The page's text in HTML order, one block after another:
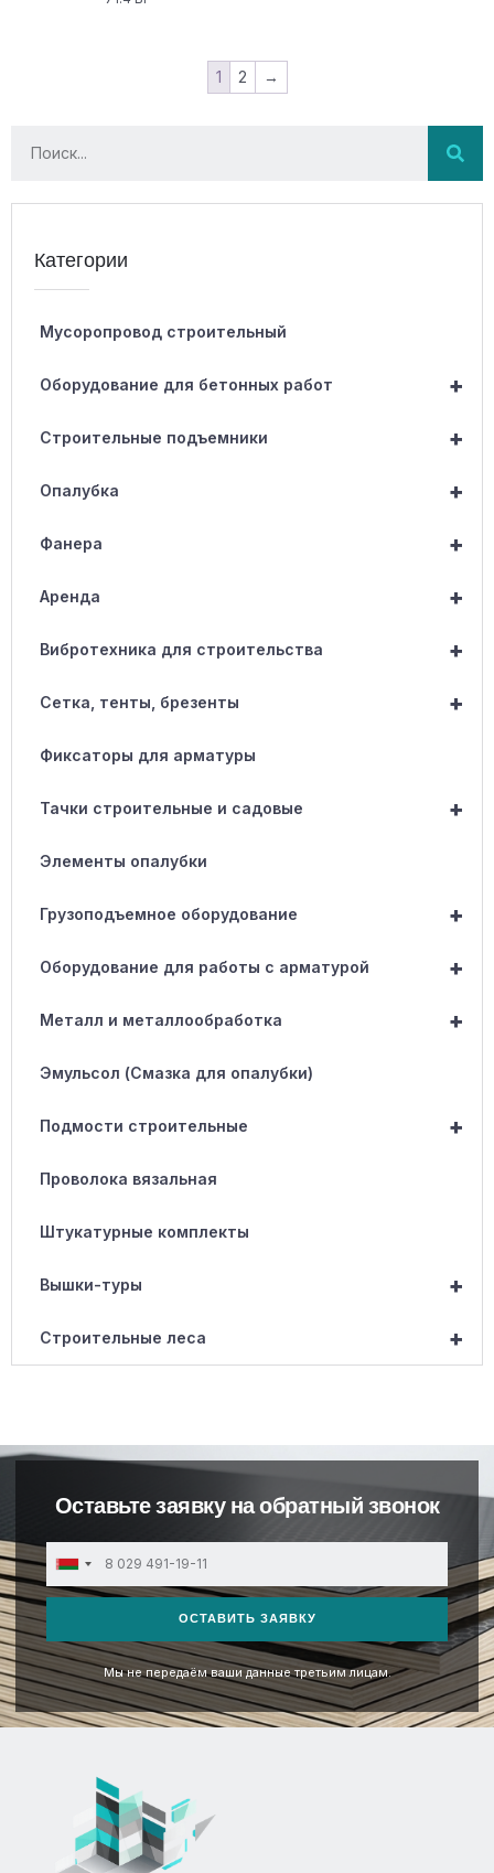
Категории
Мусоропровод строительный
+
Оборудование для бетонных работ
+
Строительные подъемники
+
Опалубка
+
Фанера
+
Аренда
+
Вибротехника для строительства
+
Сетка, тенты, брезенты
Фиксаторы для арматуры
+
Тачки строительные и садовые
Элементы опалубки
+
Грузоподъемное оборудование
+
Оборудование для работы с арматурой
+
Металл и металлообработка
Эмульсол (Смазка для опалубки)
+
Подмости строительные
Проволока вязальная
Штукатурные комплекты
+
Вышки-туры
+
Строительные леса
1 2 →
Оставьте заявку на обратный звонок
Belarus
+375
ОСТАВИТЬ ЗАЯВКУ
Мы не передаём ваши данные третьим лицам.